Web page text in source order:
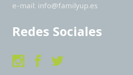
e-mail: info@familyup.es
Redes Sociales